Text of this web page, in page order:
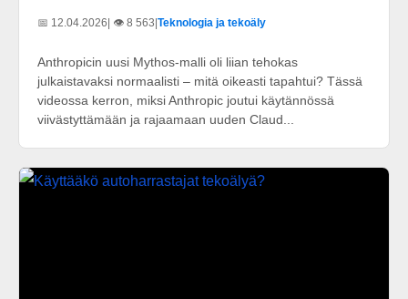
📅 12.04.2026| 👁️ 8 563|Teknologia ja tekoäly
Anthropicin uusi Mythos-malli oli liian tehokas
julkaistavaksi normaalisti – mitä oikeasti tapahtui? Tässä
videossa kerron, miksi Anthropic joutui käytännössä
viivästyttämään ja rajaamaan uuden Claud...